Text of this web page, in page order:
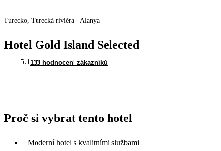
Turecko, Turecká riviéra - Alanya
Hotel Gold Island Selected
5.1 133 hodnocení zákazníků
Proč si vybrat tento hotel
Moderní hotel s kvalitními službami